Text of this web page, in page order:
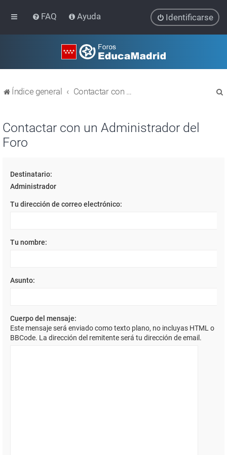
FAQ Ayuda Identificarse
Índice general Contactar con un Administrador del Foro
Contactar con un Administrador del
Foro
Destinatario:
Administrador
Tu dirección de correo electrónico:
Tu nombre:
Asunto:
Cuerpo del mensaje:
Este mensaje será enviado como texto plano, no incluyas HTML o
BBCode. La dirección del remitente será tu dirección de email.